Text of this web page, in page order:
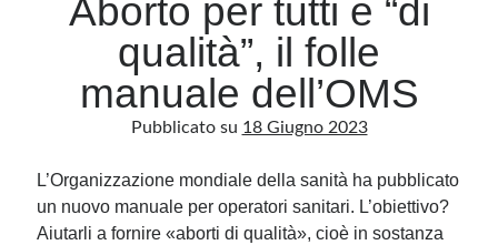
Archivio
Categorie
Categorie
Aborto per tutti e “di
qualità”, il folle
manuale dell’OMS
Pubblicato su 18 Giugno 2023
L’Organizzazione mondiale della sanità ha pubblicato
un nuovo manuale per operatori sanitari. L’obiettivo?
Aiutarli a fornire «aborti di qualità», cioè in sostanza